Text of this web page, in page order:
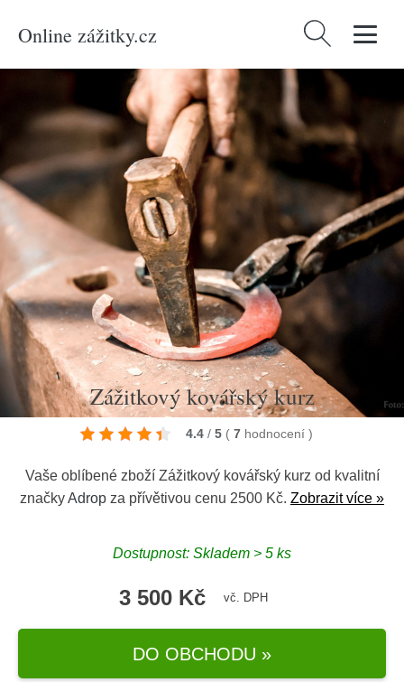
Online zážitky.cz Vyhledávání
Zážitky Netradiční Zážitkový kovářský kurz
Zážitkový kovářský kurz
4.4 / 5 ( 7 hodnocení )
Vaše oblíbené zboží Zážitkový kovářský kurz od kvalitní
značkyAdrop za přívětivou cenu 2500 Kč. Zobrazit více »
Dostupnost: Skladem > 5 ks
3 500 Kč vč. DPH
DO OBCHODU »